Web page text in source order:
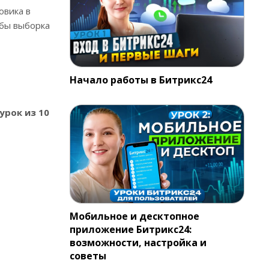
в
выборка
из 10
Начало работы в Битрикс24
Мобильное и десктопное
приложение Битрикс24:
возможности, настройка и
советы